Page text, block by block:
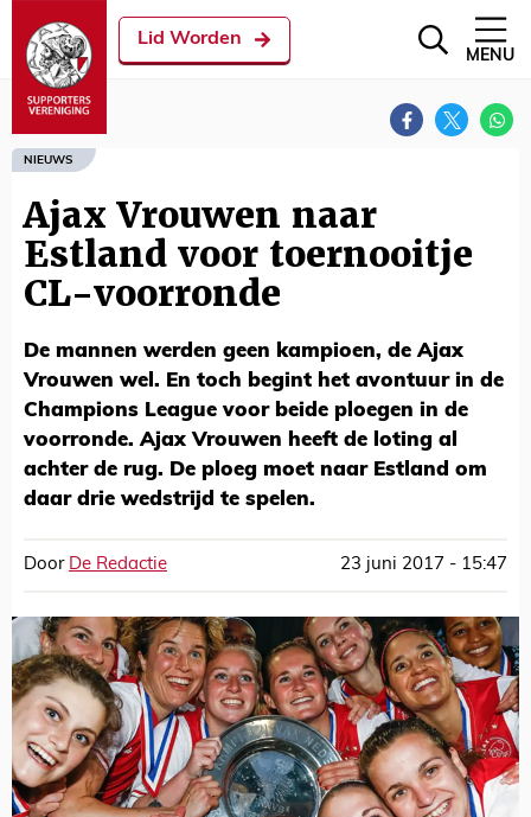
Lid Worden
MENU
NIEUWS
Ajax Vrouwen naar
Estland voor toernooitje
CL-voorronde
De mannen werden geen kampioen, de Ajax
Vrouwen wel. En toch begint het avontuur in de
Champions League voor beide ploegen in de
voorronde. Ajax Vrouwen heeft de loting al
achter de rug. De ploeg moet naar Estland om
daar drie wedstrijd te spelen.
Door De Redactie 23 juni 2017 - 15:47